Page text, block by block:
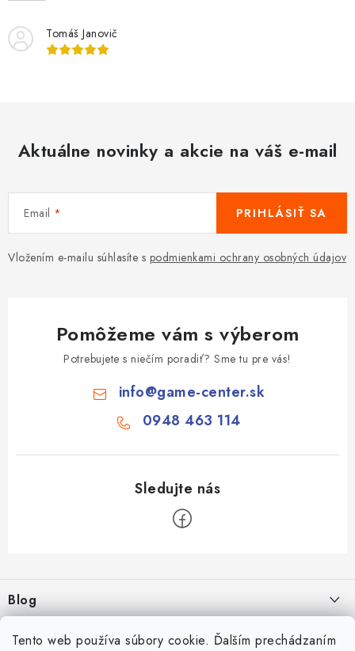
Tento web používa súbory cookie. Ďalším prechádzaním
Tomáš Janovič
Aktuálne novinky a akcie na váš e-mail
Email
Vložením e-mailu súhlasíte s podmienkami ochrany osobných údajov
PRIHLÁSIŤ SA
Pomôžeme vám s výberom
Potrebujete s niečím poradiť? Sme tu pre vás!
info@game-center.sk
0948 463 114
p
ä
Blog
Aké druhy biliardu existujú? Kompletný prehľad biliardových hier
16.4.2026
Facebook